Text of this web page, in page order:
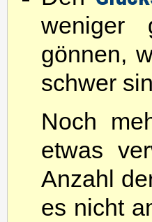
weniger
gönnen,
schwer
Noch
etwas
Anzahl
es nicht